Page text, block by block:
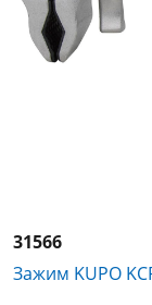
31566
Зажим KUPO